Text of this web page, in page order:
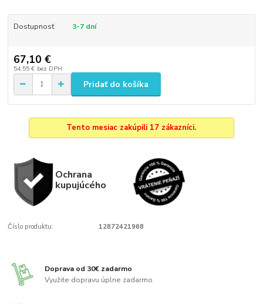
Dostupnosť 3-7 dní
67,10 €
54,55 € bez DPH
Pridať do košíka
Tento mesiac zakúpili 17 zákazníci.
Ochrana
kupujúcého
Číslo produktu: 12872421968
Doprava od 30€ zadarmo
Využite dopravu úplne zadarmo